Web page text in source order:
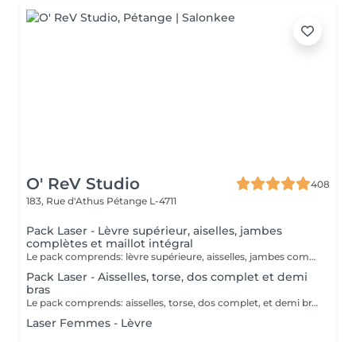
O' ReV Studio
408
183, Rue d'Athus Pétange L-4711
Pack Laser - Lèvre supérieur, aiselles, jambes
complètes et maillot intégral
Le pack comprends: lèvre supérieure, aisselles, jambes complètes et mailot intégral. Contre indications: Le laser est contre indiqué si vous: - Prenez de la vitamine A, B, C, D. - Prenez d'anti-inflammatoires et de cortisone - Prenez d'antibiotiques - Êtes enceinte - Allaitez - Avez des maladies auto-immunes - Avez des maladies de la peau - Avez de la cicatrisation keloides (problème avec la cicatrisation de la peau) Eviter le solarium 2 semaines avant et après les séances.
Pack Laser - Aisselles, torse, dos complet et demi
bras
Le pack comprends: aisselles, torse, dos complet, et demi bras. Contre indications: Le laser est contre indiqué si vous: - Prenez de la vitamine A, B, C, D. - Prenez d'anti-inflammatoires et de cortisone - Prenez d'antibiotiques - Êtes enceinte - Allaitez - Avez des maladies auto-immunes - Avez des maladies de la peau - Avez de la cicatrisation keloides (problème avec la cicatrisation de la peau) Eviter le solarium 2 semaines avant et après les séances.
Laser Femmes - Lèvre